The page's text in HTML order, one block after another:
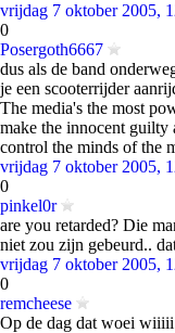
vrijdag 7 oktober 2005,
0
Posergoth6667
dus als de band
je een scooterrijder
The media's the most
make the innocent
control the minds of the
vrijdag 7 oktober 2005,
0
pinkel0r
are you retarded? Die
niet zou zijn gebeurd..
vrijdag 7 oktober 2005,
0
remcheese
Op de dag dat woei